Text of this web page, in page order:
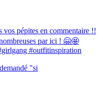
"si